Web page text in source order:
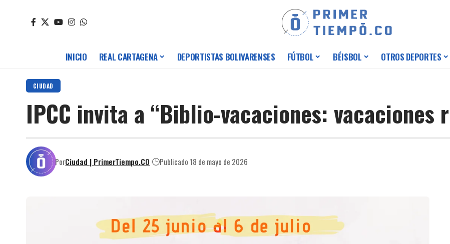
INICIO REAL CARTAGENA DEPORTISTAS BOLIVARENSES FÚTBOL BÉISBOL OTROS DEPORTES
CIUDAD
IPCC invita a “Biblio-vacaciones: vacaciones
PorCiudad | PrimerTiempo.CO Publicado 18 de mayo de 2026